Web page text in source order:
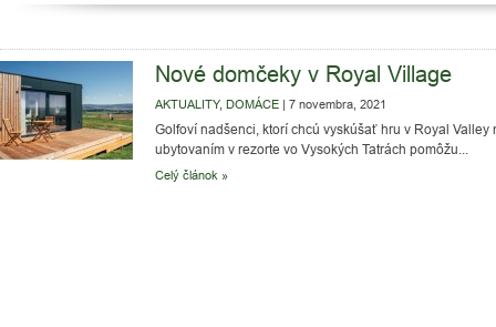
Nové domčeky v Royal Village
AKTUALITY, DOMÁCE | 7 novembra, 2021
Golfoví nadšenci, ktorí chcú vyskúšať hru v Royal
ubytovaním v rezorte vo Vysokých Tatrách pomôžu...
Celý článok »